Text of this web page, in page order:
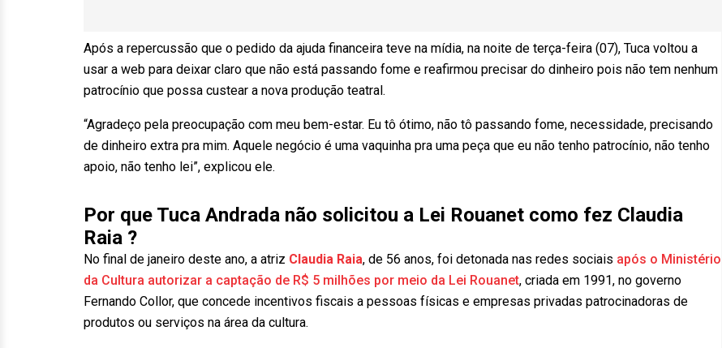
Após a repercussão que o pedido da ajuda financeira teve na mídia, na noite de terça-feira (07), Tuca voltou a
usar a web para deixar claro que não está passando fome e reafirmou precisar do dinheiro pois não tem nenhum
patrocínio que possa custear a nova produção teatral.
“Agradeço pela preocupação com meu bem-estar. Eu tô ótimo, não tô passando fome, necessidade, precisando
de dinheiro extra pra mim. Aquele negócio é uma vaquinha pra uma peça que eu não tenho patrocínio, não tenho
apoio, não tenho lei”, explicou ele.
Por que Tuca Andrada não solicitou a Lei Rouanet como fez Claudia
Raia ?
No final de janeiro deste ano, a atriz Claudia Raia, de 56 anos, foi detonada nas redes sociais após o Ministério
da Cultura autorizar a captação de R$ 5 milhões por meio da Lei Rouanet, criada em 1991, no governo
Fernando Collor, que concede incentivos fiscais a pessoas físicas e empresas privadas patrocinadoras de
produtos ou serviços na área da cultura.